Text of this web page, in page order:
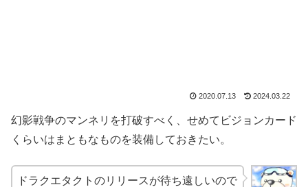
2020.07.13 2024.03.22
幻影戦争のマンネリを打破すべく、せめてビジョンカード
くらいはまともなものを装備しておきたい。
ドラクエタクトのリリースが待ち遠しいので